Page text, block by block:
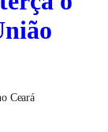
o
Ceará